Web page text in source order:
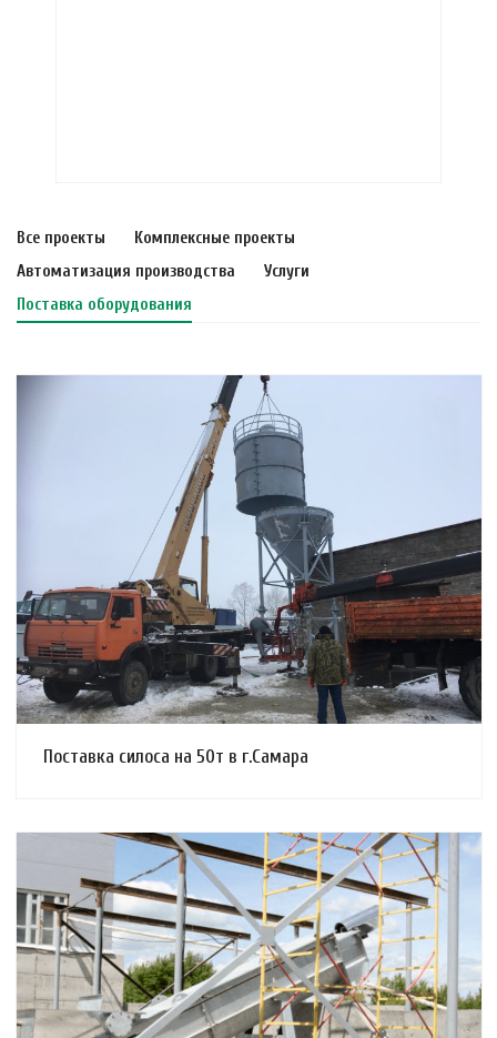
Все проекты
Комплексные проекты
Автоматизация производства
Услуги
Поставка оборудования
Смотреть проект
Поставка силоса на 50т в г.Самара
Смотреть проект